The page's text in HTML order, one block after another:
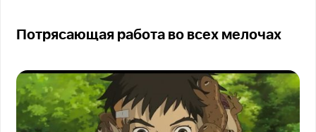
Потрясающая работа во всех мелочах